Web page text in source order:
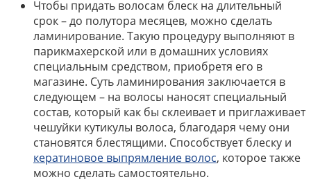
Чтобы придать волосам блеск на длительный
срок – до полутора месяцев, можно сделать
ламинирование. Такую процедуру выполняют в
парикмахерской или в домашних условиях
специальным средством, приобретя его в
магазине. Суть ламинирования заключается в
следующем – на волосы наносят специальный
состав, который как бы склеивает и приглаживает
чешуйки кутикулы волоса, благодаря чему они
становятся блестящими. Способствует блеску и
кератиновое выпрямление волос, которое также
можно сделать самостоятельно.